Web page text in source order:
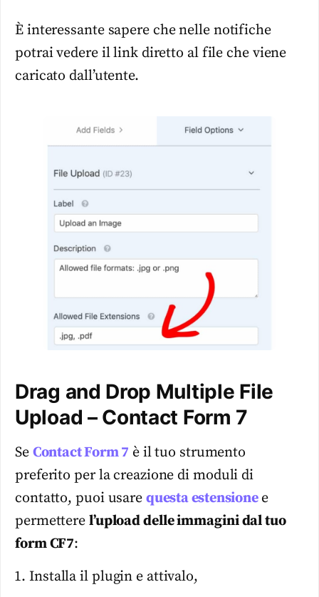
È interessante sapere che nelle notifiche
potrai vedere il link diretto al file che viene
caricato dall’utente.
Drag and Drop Multiple File
Upload – Contact Form 7
Se Contact Form 7 è il tuo strumento
preferito per la creazione di moduli di
contatto, puoi usare questa estensionee
permettere l’upload delle immagini dal tuo
form CF7:
Installa il plugin e attivalo,